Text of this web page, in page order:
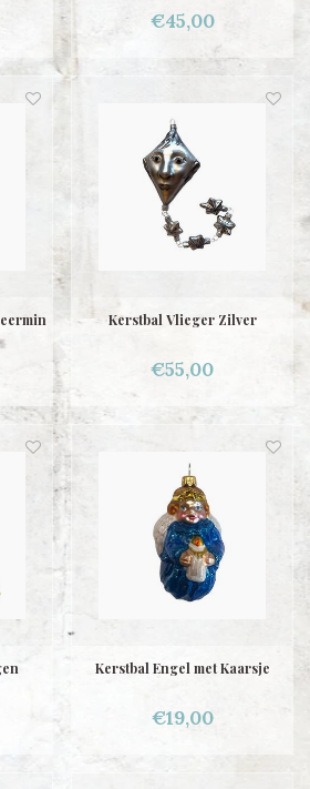
€45,00
Kerstbal Vlieger Zilver
€55,00
Kerstbal Engel met Kaarsje
€19,00